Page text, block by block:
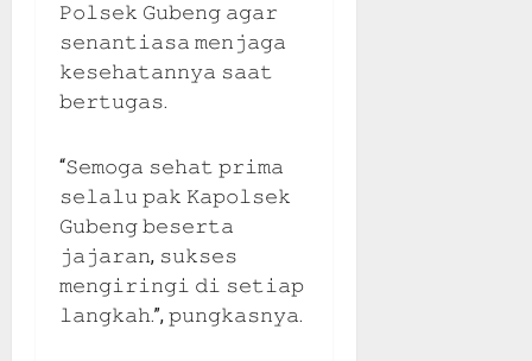
𝙿𝚘𝚕𝚜𝚎𝚔 𝙶𝚞𝚋𝚎𝚗𝚐 𝚊𝚐𝚊𝚛
𝚜𝚎𝚗𝚊𝚗𝚝𝚒𝚊𝚜𝚊 𝚖𝚎𝚗𝚓𝚊𝚐𝚊
𝚔𝚎𝚜𝚎𝚑𝚊𝚝𝚊𝚗𝚗𝚢𝚊 𝚜𝚊𝚊𝚝
𝚋𝚎𝚛𝚝𝚞𝚐𝚊𝚜.
“𝚂𝚎𝚖𝚘𝚐𝚊 𝚜𝚎𝚑𝚊𝚝 𝚙𝚛𝚒𝚖𝚊
𝚜𝚎𝚕𝚊𝚕𝚞 𝚙𝚊𝚔 𝙺𝚊𝚙𝚘𝚕𝚜𝚎𝚔
𝙶𝚞𝚋𝚎𝚗𝚐 𝚋𝚎𝚜𝚎𝚛𝚝𝚊
𝚓𝚊𝚓𝚊𝚛𝚊𝚗, 𝚜𝚞𝚔𝚜𝚎𝚜
𝚖𝚎𝚗𝚐𝚒𝚛𝚒𝚗𝚐𝚒 𝚍𝚒 𝚜𝚎𝚝𝚒𝚊𝚙
𝚕𝚊𝚗𝚐𝚔𝚊𝚑.”, 𝚙𝚞𝚗𝚐𝚔𝚊𝚜𝚗𝚢𝚊.